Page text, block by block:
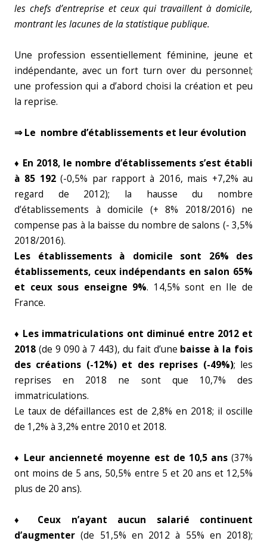
les chefs d’entreprise et ceux qui travaillent à domicile,
montrant les lacunes de la statistique publique.
Une profession essentiellement féminine, jeune et
indépendante, avec un fort turn over du personnel;
une profession qui a d’abord choisi la création et peu
la reprise.
⇒ Le nombre d’établissements et leur évolution
♦ En 2018, le nombre d’établissements s’est établi
à 85 192(-0,5% par rapport à 2016, mais +7,2% au
regard de 2012); la hausse du nombre
d’établissements à domicile (+ 8% 2018/2016) ne
compense pas à la baisse du nombre de salons (- 3,5%
2018/2016).
Les établissements à domicile sont 26%
des
établissements, ceux indépendants en salon 65%
et ceux sous enseigne 9%. 14,5% sont en Ile de
France.
♦ Les immatriculations ont diminué entre 2012 et
2018 (de 9 090 à 7 443), du fait d’une baisse à la fois
des créations (-12%) et des reprises (-49%); les
reprises en 2018 ne sont que 10,7% des
immatriculations.
Le taux de défaillances est de 2,8% en 2018; il oscille
de 1,2% à 3,2% entre 2010 et 2018.
♦ Leur ancienneté moyenne est de 10,5 ans(37%
ont moins de 5 ans, 50,5% entre 5 et 20 ans et 12,5%
plus de 20 ans).
♦ Ceux n’ayant aucun salarié continuent
d’augmenter (de 51,5% en 2012 à 55% en 2018);